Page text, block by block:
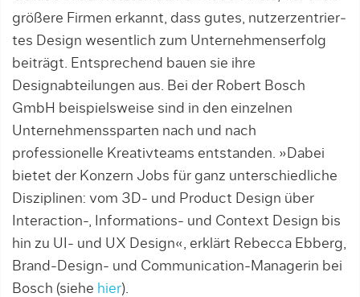
größere Firmen erkannt, dass gutes, nutzerzentrier­
tes Design wesentlich zum Unternehmenserfolg
bei­trägt. Entsprechend bauen sie ihre
Designabteilun­gen aus. Bei der Robert Bosch
GmbH beispielsweise sind in den einzelnen
Unternehmens­sparten nach und nach
professionelle Kreativteams entstanden. »Dabei
bietet der Konzern Jobs für ganz unterschied­liche
Disziplinen: vom 3D- und Product Design über
Interaction-, Informations- und Context Design bis
hin zu UI- und UX Design«, erklärt Rebecca Ebberg,
Brand-Design- und Communication-Ma­nagerin bei
Bosch (siehe hier).